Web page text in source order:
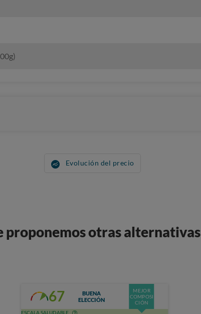
Evolución del precio
proponemos otras alternativas
67
BUENA
ELECCIÓN
MEJOR
COMPOSI
CIÓN
ESCALA SALUDABLE